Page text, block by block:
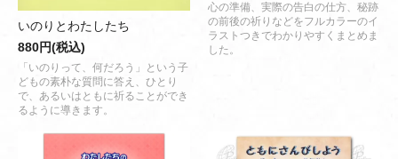
いのりとわたしたち
880円(税込)
「いのりって、何だろう」という子
どもの素朴な質問に答え、ひとり
で、あるいはともに祈ることができ
るように導きます。
心の準備、実際の告白の仕方、秘跡
の前後の祈りなどをフルカラーのイ
ラストつきでわかりやすくまとめま
した。